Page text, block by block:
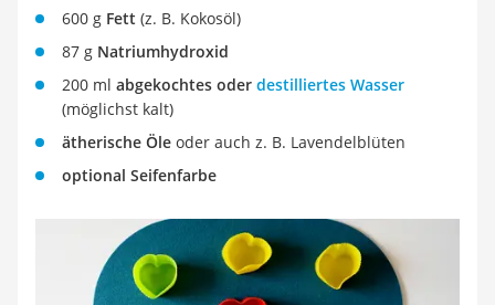
600 g Fett (z. B. Kokosöl)
87 g Natriumhydroxid
200 ml abgekochtes oder destilliertes Wasser
(möglichst kalt)
ätherische Öle oder auch z. B. Lavendelblüten
optional Seifenfarbe